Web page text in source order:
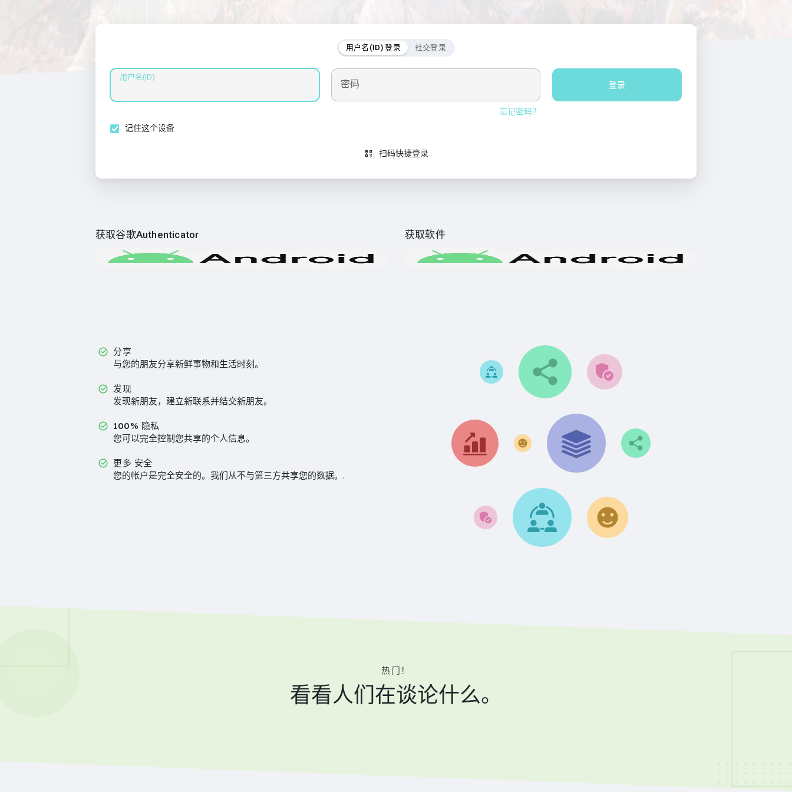
用户名(ID) 登录 社交登录
用户名(ID)
密码
忘记密码？
登录
记住这个设备
扫码快捷登录
获取谷歌Authenticator 获取软件
分享
与您的朋友分享新鲜事物和生活时刻。
发现
发现新朋友，建立新联系并结交新朋友。
100% 隐私
您可以完全控制您共享的个人信息。
更多 安全
您的帐户是完全安全的。我们从不与第三方共享您的数据。.
热门！
看看人们在谈论什么。